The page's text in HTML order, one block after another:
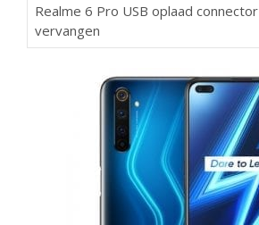
Realme 6 Pro USB oplaad connector
vervangen